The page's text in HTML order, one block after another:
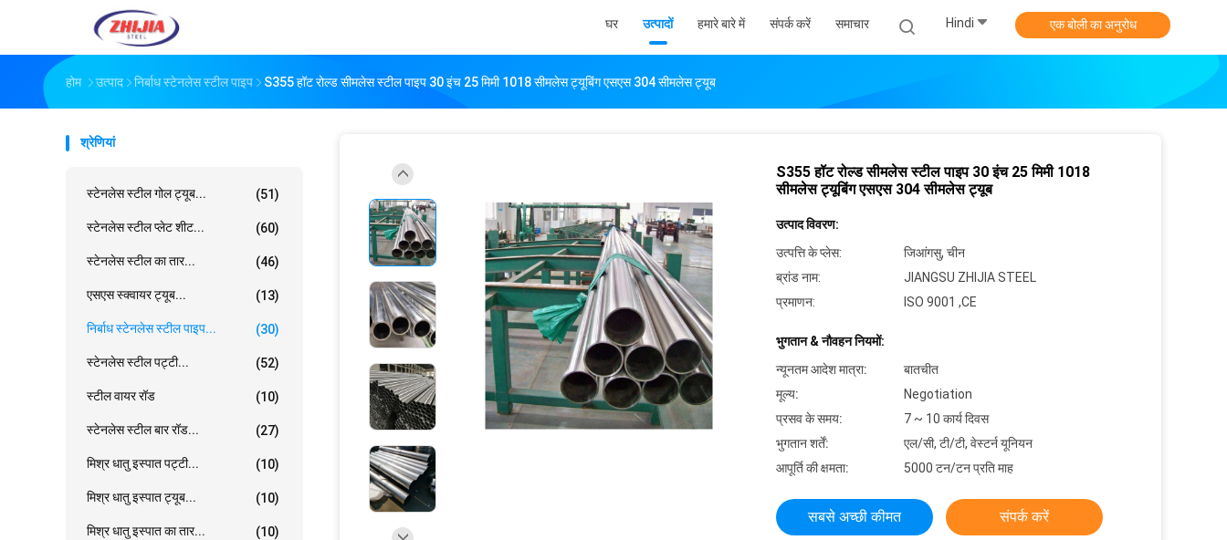
घर उत्पादों हमारे बारे में संपर्क करें समाचार Hindi एक बोली का अनुरोध
होम उत्पाद निर्बाध स्टेनलेस स्टील पाइप S355 हॉट रोल्ड सीमलेस स्टील पाइप 30 इंच 25 मिमी 1018 सीमलेस ट्यूबिंग एसएस 304 सीमलेस ट्यूब
श्रेणियां
स्टेनलेस स्टील गोल ट्यूब... (51)
स्टेनलेस स्टील प्लेट शीट... (60)
स्टेनलेस स्टील का तार... (46)
एसएस स्क्वायर ट्यूब... (13)
निर्बाध स्टेनलेस स्टील पाइप... (30)
स्टेनलेस स्टील पट्टी... (52)
स्टील वायर रॉड (10)
स्टेनलेस स्टील बार रॉड... (27)
मिश्र धातु इस्पात पट्टी... (10)
मिश्र धातु इस्पात ट्यूब... (10)
मिश्र धातु इस्पात का तार... (10)
S355 हॉट रोल्ड सीमलेस स्टील पाइप 30 इंच 25 मिमी 1018
सीमलेस ट्यूबिंग एसएस 304 सीमलेस ट्यूब
उत्पाद विवरण:
उत्पत्ति के प्लेस:
जिआंगसु, चीन
ब्रांड नाम:
JIANGSU ZHIJIA STEEL
प्रमाणन:
ISO 9001 ,CE
भुगतान & नौवहन नियमों:
न्यूनतम आदेश मात्रा:
बातचीत
मूल्य:
Negotiation
प्रसव के समय:
7 ~ 10 कार्य दिवस
भुगतान शर्तें:
एल/सी, टी/टी, वेस्टर्न यूनियन
आपूर्ति की क्षमता:
5000 टन/टन प्रति माह
सबसे अच्छी कीमत संपर्क करें